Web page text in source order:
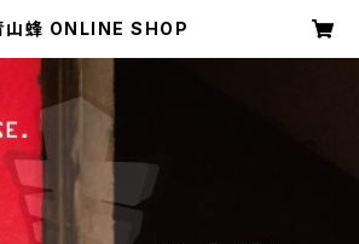
青山蜂 ONLINE SHOP